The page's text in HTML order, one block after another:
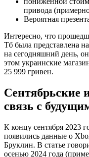
привода
Вероятная
Интересно, что
Тб была представлена
на сегодняшний день,
этом украинские
25 999 гривен.
Сентябрьские
связь с
К концу сентября 2023
появились данные о
Бруклин. В статье
осенью 2024 года